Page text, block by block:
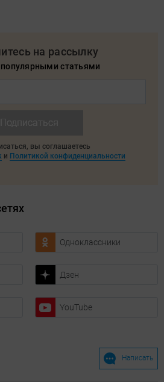
на рассылку
статьями
вы соглашаетесь
и Политикой конфиденциальности
Одноклассники
Дзен
YouTube
Написать